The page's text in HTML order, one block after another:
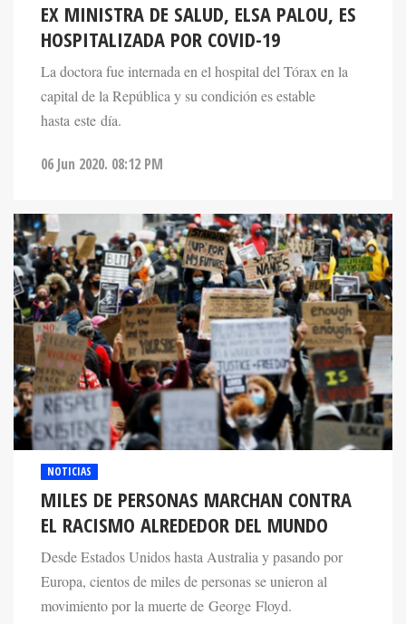
EX MINISTRA DE SALUD, ELSA PALOU, ES
HOSPITALIZADA POR COVID-19
La doctora fue internada en el hospital del Tórax en la
capital de la República y su condición es estable
hasta este día.
06 Jun 2020. 08:12 PM
NOTICIAS
MILES DE PERSONAS MARCHAN CONTRA
EL RACISMO ALREDEDOR DEL MUNDO
Desde Estados Unidos hasta Australia y pasando por
Europa, cientos de miles de personas se unieron al
movimiento por la muerte de George Floyd.